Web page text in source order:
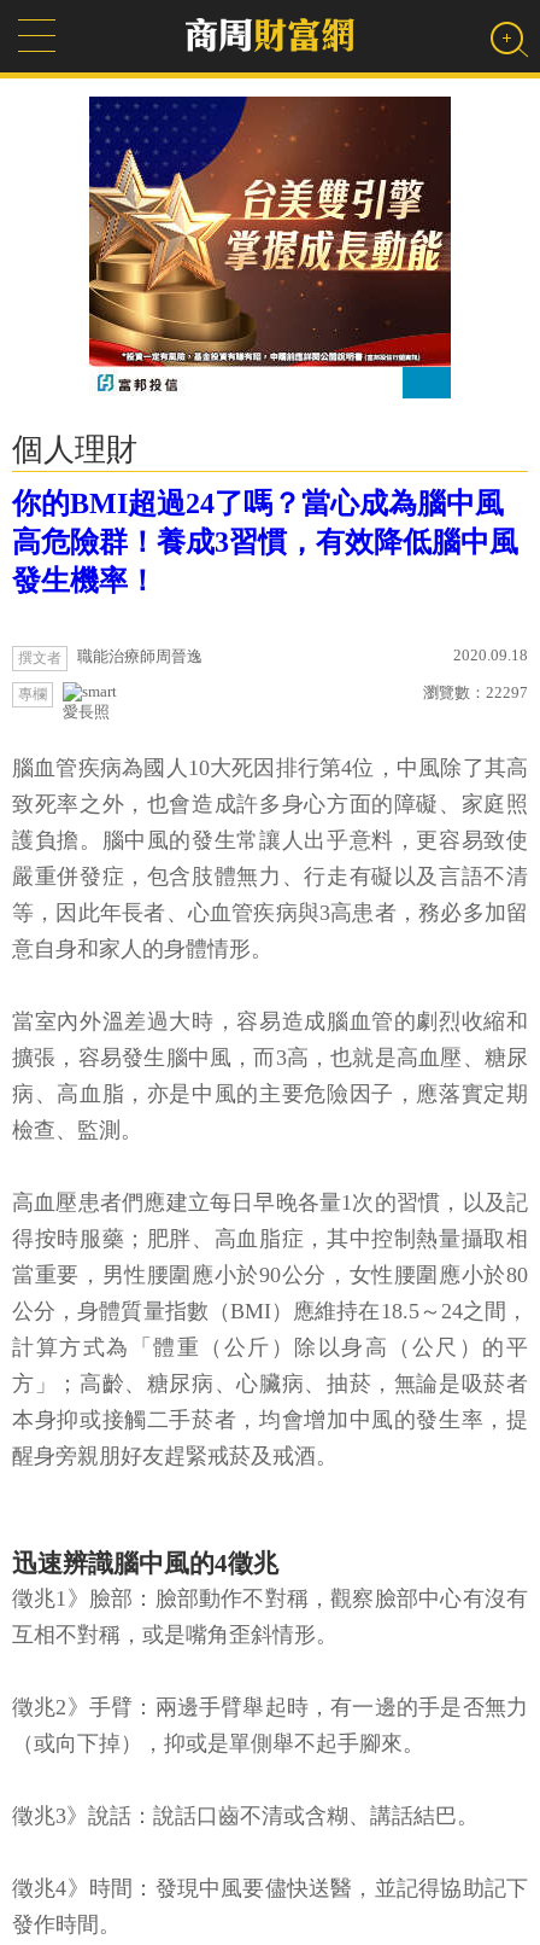
個人理財
你的BMI超過24了嗎？當心成為腦中風
高危險群！養成3習慣，有效降低腦中風
發生機率！
撰文者 職能治療師周晉逸 2020.09.18
專欄
愛長照
瀏覽數： 22297
腦血管疾病為國人10大死因排行第4位，中風除了其高
致死率之外，也會造成許多身心方面的障礙、家庭照
護負擔。腦中風的發生常讓人出乎意料，更容易致使
嚴重併發症，包含肢體無力、行走有礙以及言語不清
等，因此年長者、心血管疾病與3高患者，務必多加留
意自身和家人的身體情形。
當室內外溫差過大時，容易造成腦血管的劇烈收縮和
擴張，容易發生腦中風，而3高，也就是高血壓、糖尿
病、高血脂，亦是中風的主要危險因子，應落實定期
檢查、監測。
高血壓患者們應建立每日早晚各量1次的習慣，以及記
得按時服藥；肥胖、高血脂症，其中控制熱量攝取相
當重要，男性腰圍應小於90公分，女性腰圍應小於80
公分，身體質量指數（BMI）應維持在18.5～24之間，
計算方式為「體重（公斤）除以身高（公尺）的平
方」；高齡、糖尿病、心臟病、抽菸，無論是吸菸者
本身抑或接觸二手菸者，均會增加中風的發生率，提
醒身旁親朋好友趕緊戒菸及戒酒。
迅速辨識腦中風的4徵兆
徵兆1》臉部：臉部動作不對稱，觀察臉部中心有沒有
互相不對稱，或是嘴角歪斜情形。
徵兆2》手臂：兩邊手臂舉起時，有一邊的手是否無力
（或向下掉），抑或是單側舉不起手腳來。
徵兆3》說話：說話口齒不清或含糊、講話結巴。
徵兆4》時間：發現中風要儘快送醫，並記得協助記下
發作時間。